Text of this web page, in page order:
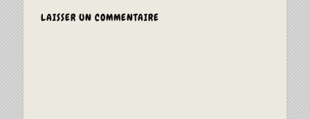
LAISSER UN COMMENTAIRE